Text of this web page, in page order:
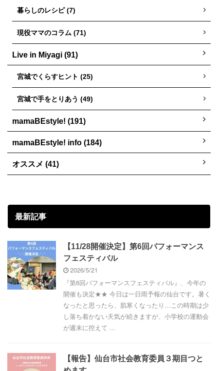
暮らしのレシピ (7)
現役ママのコラム (71)
Live in Miyagi (91)
宮城でくらすヒント (25)
宮城で手をとりあう (49)
mamaBEstyle! (191)
mamaBEstyle! info (184)
オススメ (41)
最新記事
【11/28開催決定】第6回パフォーマンス
フェスティバル
2026/5/21
『第6回パフォーマンスフェスティバル』、今年の
開催も決定★★ 今日は一日雨予報の仙台です。暑く
なったと思ったら、肌寒くなったり…この時期は少
し落ち着かない天気が続きますが、小学校の運動会
が週末に控えて ...
【報告】仙台市社会教育委員３期目つと